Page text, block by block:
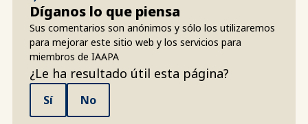
Díganos lo que piensa
Sus comentarios son anónimos y sólo los utilizaremos
para mejorar este sitio web y los servicios para
miembros de IAAPA
¿Le ha resultado útil esta página?
Sí No